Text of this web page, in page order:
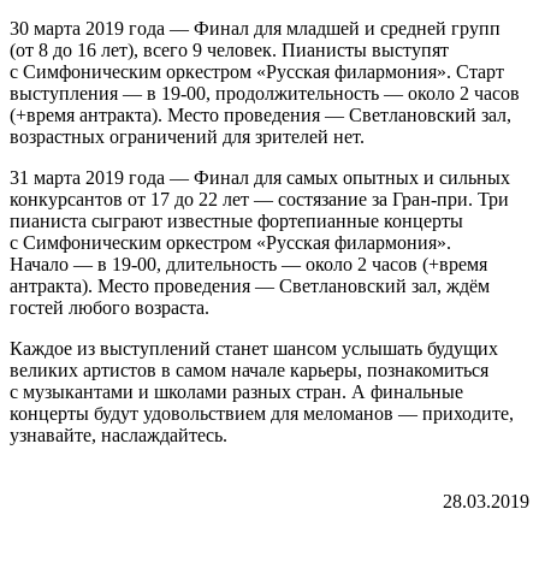
30 марта 2019 года — Финал для младшей и средней групп
(от 8 до 16 лет), всего 9 человек. Пианисты выступят
с Симфоническим оркестром «Русская филармония». Старт
выступления — в 19-00, продолжительность — около 2 часов
(+время антракта). Место проведения — Светлановский зал,
возрастных ограничений для зрителей нет.
31 марта 2019 года — Финал для самых опытных и сильных
конкурсантов от 17 до 22 лет — состязание за Гран-при. Три
пианиста сыграют известные фортепианные концерты
с Симфоническим оркестром «Русская филармония».
Начало — в 19-00, длительность — около 2 часов (+время
антракта). Место проведения — Светлановский зал, ждём
гостей любого возраста.
Каждое из выступлений станет шансом услышать будущих
великих артистов в самом начале карьеры, познакомиться
с музыкантами и школами разных стран. А финальные
концерты будут удовольствием для меломанов — приходите,
узнавайте, наслаждайтесь.
28.03.2019